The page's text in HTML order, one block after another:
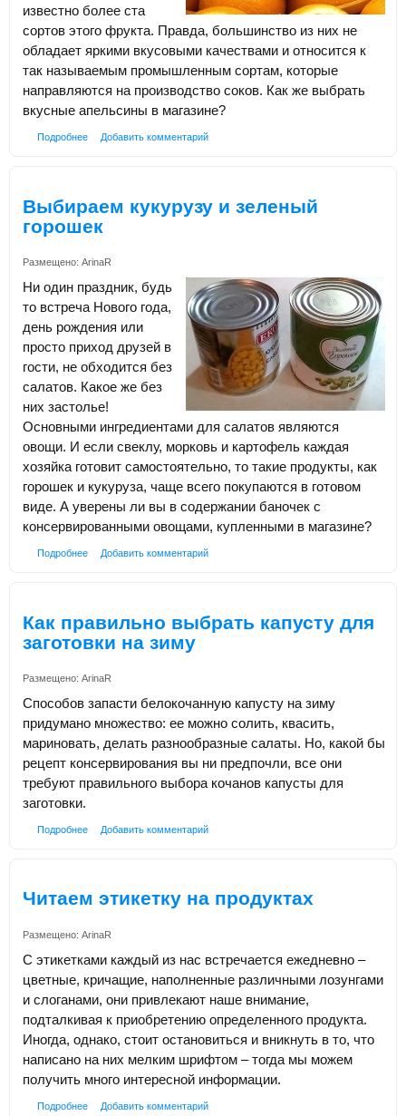
известно более ста
сортов этого фрукта. Правда, большинство из них не
обладает яркими вкусовыми качествами и относится к
так называемым промышленным сортам, которые
направляются на производство соков. Как же выбрать
вкусные апельсины в магазине?
Подробнее Добавить комментарий
Выбираем кукурузу и зеленый
горошек
Размещено: ArinaR
Ни один праздник, будь
то встреча Нового года,
день рождения или
просто приход друзей в
гости, не обходится без
салатов. Какое же без
них застолье!
Основными ингредиентами для салатов являются
овощи. И если свеклу, морковь и картофель каждая
хозяйка готовит самостоятельно, то такие продукты, как
горошек и кукуруза, чаще всего покупаются в готовом
виде. А уверены ли вы в содержании баночек с
консервированными овощами, купленными в магазине?
Подробнее Добавить комментарий
Как правильно выбрать капусту для
заготовки на зиму
Размещено: ArinaR
Способов запасти белокочанную капусту на зиму
придумано множество: ее можно солить, квасить,
мариновать, делать разнообразные салаты. Но, какой бы
рецепт консервирования вы ни предпочли, все они
требуют правильного выбора кочанов капусты для
заготовки.
Подробнее Добавить комментарий
Читаем этикетку на продуктах
Размещено: ArinaR
С этикетками каждый из нас встречается ежедневно –
цветные, кричащие, наполненные различными лозунгами
и слоганами, они привлекают наше внимание,
подталкивая к приобретению определенного продукта.
Иногда, однако, стоит остановиться и вникнуть в то, что
написано на них мелким шрифтом – тогда мы можем
получить много интересной информации.
Подробнее Добавить комментарий